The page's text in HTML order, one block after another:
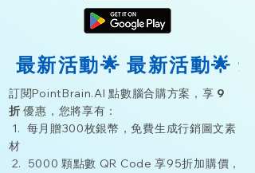
最新活動🌟
訂閱PointBrain.AI 點數腦合購方案，享 9
折優惠，您將享有：
1. 每月贈300枚銀幣，免費生成行銷圖文素
材
​ 2. 5000 顆點數 QR Code 享95折加購價，